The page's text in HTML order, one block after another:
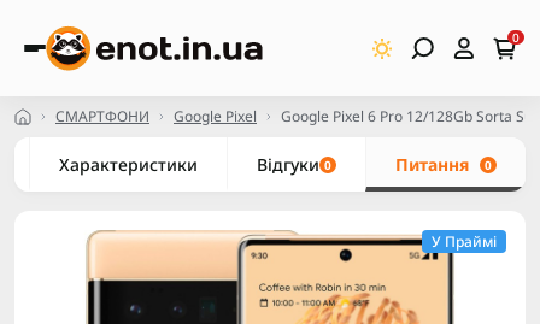
0
СМАРТФОНИ Google Pixel Google Pixel 6 Pro 12/128Gb Sorta
Характеристики Відгуки 0 Питання 0
У Праймі